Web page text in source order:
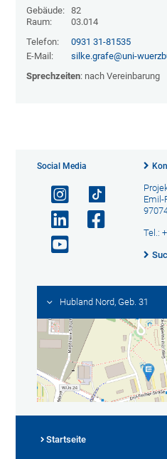
Gebäude: 82
Raum:
03.014
Telefon:
0931 31-81535
E-Mail:
silke.grafe@uni-
Sprechzeiten: nach Vereinbarung
Social Media
Emil-
Tel.:
Hubland Nord, Geb. 31
Startseite